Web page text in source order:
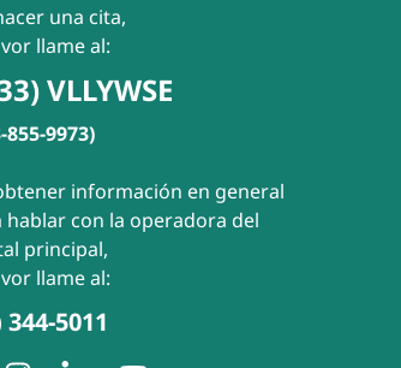
una cita,
llame al:
VLLYWSE
855-9973)
información en general
hablar con la operadora del
principal,
llame al:
344-5011